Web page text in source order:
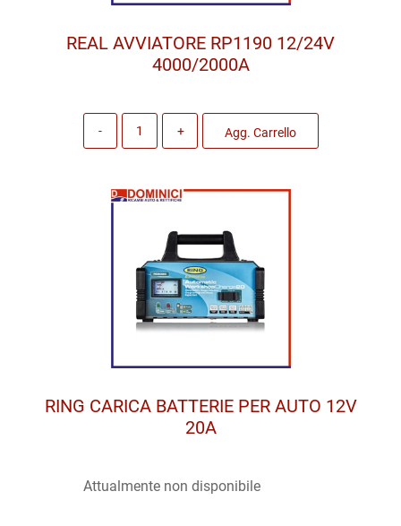
REAL AVVIATORE RP1190 12/24V
4000/2000A
Agg. Carrello
RING CARICA BATTERIE PER AUTO 12V
20A
Attualmente non disponibile